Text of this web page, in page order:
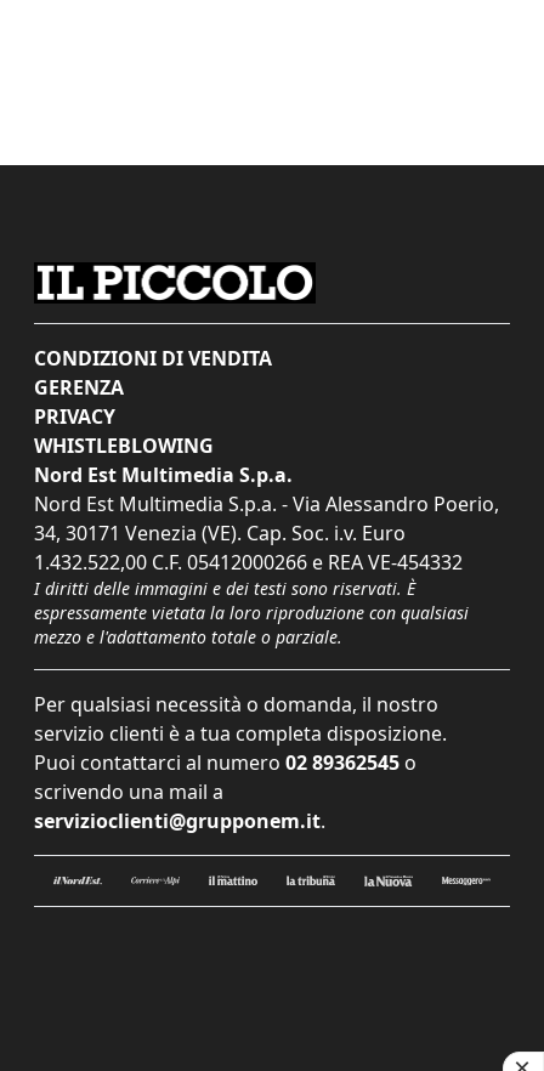
CONDIZIONI DI VENDITA
GERENZA
PRIVACY
WHISTLEBLOWING
Nord Est Multimedia S.p.a.
Nord Est Multimedia S.p.a. - Via Alessandro Poerio,
34, 30171 Venezia (VE). Cap. Soc. i.v. Euro
1.432.522,00 C.F. 05412000266 e REA VE-454332
I diritti delle immagini e dei testi sono riservati. È
espressamente vietata la loro riproduzione con qualsiasi
mezzo e l'adattamento totale o parziale.
Per qualsiasi necessità o domanda, il nostro
servizio clienti è a tua completa disposizione.
Puoi contattarci al numero 02 89362545 o
scrivendo una mail a
servizioclienti@grupponem.it.